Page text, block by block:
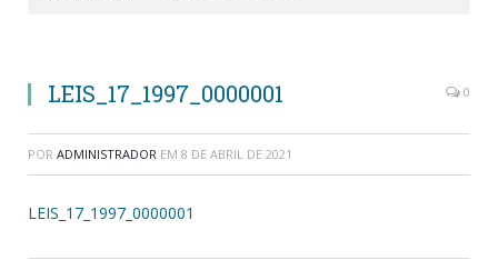
LEIS_17_1997_0000001 0
POR ADMINISTRADOR EM 8 DE ABRIL DE 2021
LEIS_17_1997_0000001